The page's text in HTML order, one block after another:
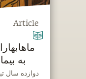
Article
به
‫دوازده سال